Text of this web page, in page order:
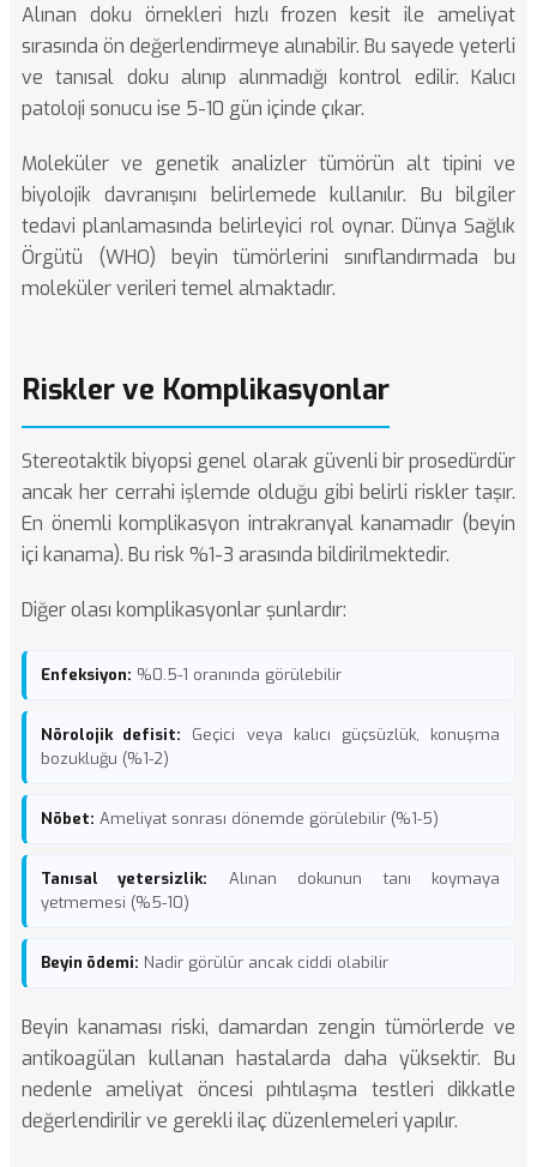
Alınan doku örnekleri hızlı frozen kesit ile ameliyat
sırasında ön değerlendirmeye alınabilir. Bu sayede yeterli
ve tanısal doku alınıp alınmadığı kontrol edilir. Kalıcı
patoloji sonucu ise 5-10 gün içinde çıkar.
Moleküler ve genetik analizler tümörün alt tipini ve
biyolojik davranışını belirlemede kullanılır. Bu bilgiler
tedavi planlamasında belirleyici rol oynar. Dünya Sağlık
Örgütü (WHO) beyin tümörlerini sınıflandırmada bu
moleküler verileri temel almaktadır.
Riskler ve Komplikasyonlar
Stereotaktik biyopsi genel olarak güvenli bir prosedürdür
ancak her cerrahi işlemde olduğu gibi belirli riskler taşır.
En önemli komplikasyon intrakranyal kanamadır (beyin
içi kanama). Bu risk %1-3 arasında bildirilmektedir.
Diğer olası komplikasyonlar şunlardır:
Enfeksiyon: %0.5-1 oranında görülebilir
Nörolojik defisit: Geçici veya kalıcı güçsüzlük, konuşma
bozukluğu (%1-2)
Nöbet: Ameliyat sonrası dönemde görülebilir (%1-5)
Tanısal yetersizlik: Alınan dokunun tanı koymaya
yetmemesi (%5-10)
Beyin ödemi: Nadir görülür ancak ciddi olabilir
Beyin kanaması riski, damardan zengin tümörlerde ve
antikoagülan kullanan hastalarda daha yüksektir. Bu
nedenle ameliyat öncesi pıhtılaşma testleri dikkatle
değerlendirilir ve gerekli ilaç düzenlemeleri yapılır.